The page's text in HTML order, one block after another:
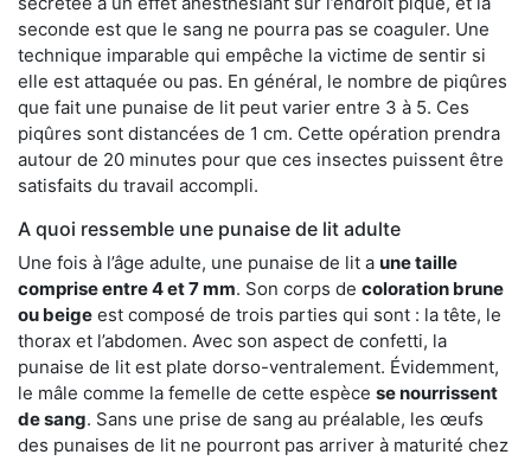
seconde est que le sang ne pourra pas se coaguler. Une
technique imparable qui empêche la victime de sentir si
elle est attaquée ou pas. En général, le nombre de piqûres
que fait une punaise de lit peut varier entre 3 à 5. Ces
piqûres sont distancées de 1 cm. Cette opération prendra
autour de 20 minutes pour que ces insectes puissent être
satisfaits du travail accompli.
A quoi ressemble une punaise de lit adulte
Une fois à l’âge adulte, une punaise de lit a une taille
comprise entre 4 et 7 mm. Son corps de coloration brune
ou beige est composé de trois parties qui sont : la tête, le
thorax et l’abdomen. Avec son aspect de confetti, la
punaise de lit est plate dorso-ventralement. Évidemment,
le mâle comme la femelle de cette espèce se nourrissent
de sang. Sans une prise de sang au préalable, les œufs
des punaises de lit ne pourront pas arriver à maturité chez